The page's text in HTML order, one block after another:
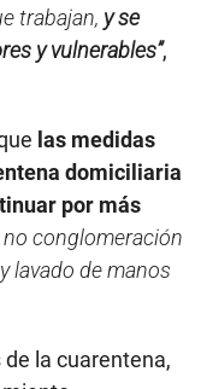
trabajan, y se
y vulnerables”,
las medidas
domiciliaria
por más
no conglomeración
lavado de manos
la cuarentena,